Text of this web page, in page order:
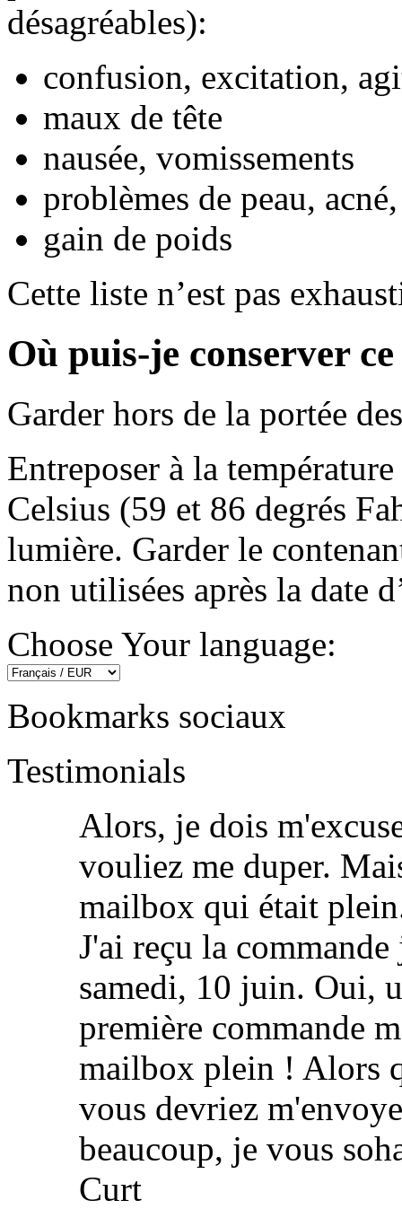
désagréables):
confusion, excitation,
maux de tête
nausée, vomissements
problèmes de peau,
gain de poids
Cette liste n’est pas
Où puis-je conserver
Garder hors de la portée
Entreposer à la
Celsius (59 et 86 degrés
lumière. Garder le
non utilisées après la date
Choose Your language:
Bookmarks sociaux
Testimonials
Alors, je dois
vouliez me duper.
mailbox qui était
J'ai reçu la
samedi, 10 juin. Oui,
première commande
mailbox plein ! Alors
vous devriez
beaucoup, je vous
Curt